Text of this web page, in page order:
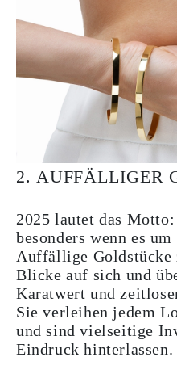
2. AUFFÄLLIGER
2025 lautet das
besonders wenn es
Auffällige Goldstücke
Blicke auf sich und
Karatwert und
Sie verleihen jedem
und sind vielseitige
Eindruck hinterlassen.